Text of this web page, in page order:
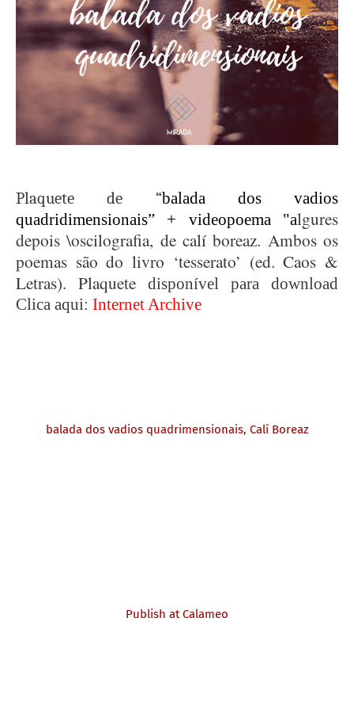
Plaquete de “balada dos vadios
quadridimensionais” + videopoema "algures
depois \oscilografia, de calí boreaz. Ambos os
poemas são do livro ‘tesserato’ (ed. Caos &
Letras). Plaquete disponível para download
Clica aqui: Internet Archive
balada dos vadios quadrimensionais, Calí Boreaz
Publish at Calameo